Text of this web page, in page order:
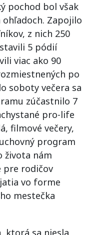
pochod bol však
Zapojilo
z nich 250
5 pódií
viac ako 90
po
soboty večera sa
zúčastnilo 7
pro-life
filmové večery,
program
života nám
pre rodičov
vo forme
mestečka
ktorá sa niesla